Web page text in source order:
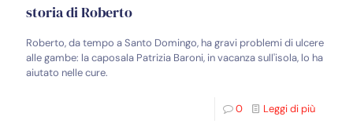
storia di Roberto
Roberto, da tempo a Santo Domingo, ha gravi problemi di ulcere
alle gambe: la caposala Patrizia Baroni, in vacanza sull'isola, lo ha
aiutato nelle cure.
0 Leggi di più